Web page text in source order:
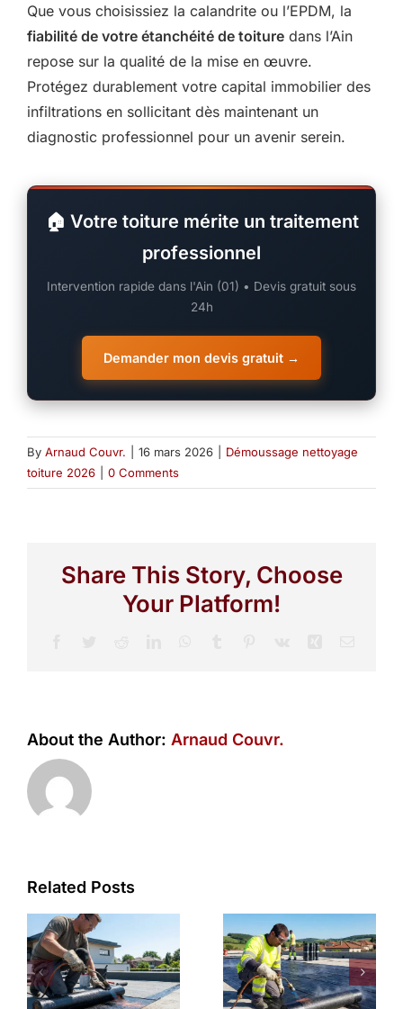
Que vous choisissiez la calandrite ou l’EPDM, la
fiabilité de votre étanchéité de toiture dans l’Ain
repose sur la qualité de la mise en œuvre.
Protégez durablement votre capital immobilier des
infiltrations en sollicitant dès maintenant un
diagnostic professionnel pour un avenir serein.
🏠 Votre toiture mérite un traitement
professionnel
Intervention rapide dans l'Ain (01) • Devis gratuit sous
24h
Demander mon devis gratuit →
By Arnaud Couvr. 16 mars 2026
Démoussage nettoyage
toiture 2026
0 Comments
Share This Story, Choose
Your Platform!
About the Author: Arnaud Couvr.
Related Posts